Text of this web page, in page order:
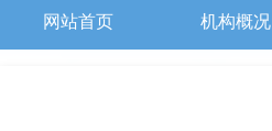
网站首页 机构概况